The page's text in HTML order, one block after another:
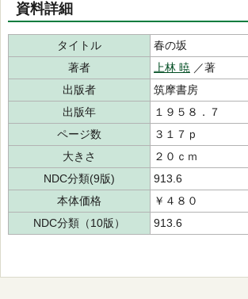
資料詳細
タイトル
春の坂
著者
上林 暁 ／著
出版者
筑摩書房
出版年
１９５８．７
ページ数
３１７ｐ
大きさ
２０ｃｍ
NDC分類(9版)
913.6
本体価格
￥４８０
NDC分類（10版）
913.6